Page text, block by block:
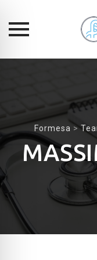
Formesa >